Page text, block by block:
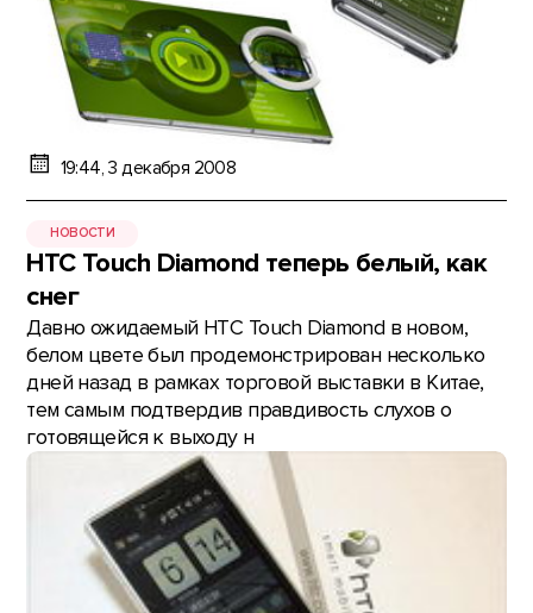
19:44, 3 декабря 2008
НОВОСТИ
HTC Touch Diamond теперь белый, как
снег
Давно ожидаемый HTC Touch Diamond в новом,
белом цвете был продемонстрирован несколько
дней назад в рамках торговой выставки в Китае,
тем самым подтвердив правдивость слухов о
готовящейся к выходу н